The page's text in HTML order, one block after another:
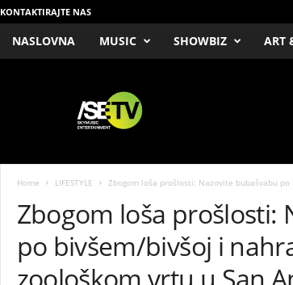
KONTAKTIRAJTE NAS
NASLOVNA MUSIC SHOWBIZ ART
Home LIFESTYLE Zbogom loša prošlosti: Nazovite bubašvabu
Zbogom loša prošlosti:
po bivšem/bivšoj i